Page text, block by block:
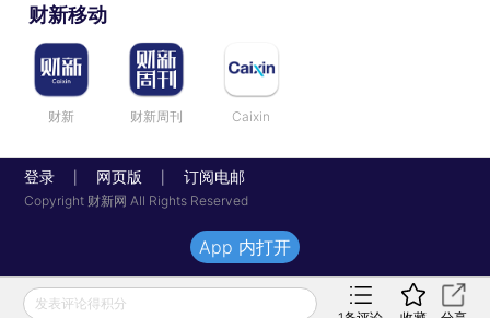
财新移动
财新 财新周刊 Caixin
登录 网页版 订阅电邮
Copyright 财新网 All Rights Reserved
发表评论得积分
App 内打开